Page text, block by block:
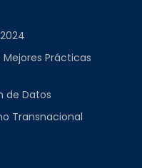
Prácticas
de Datos
Transnacional